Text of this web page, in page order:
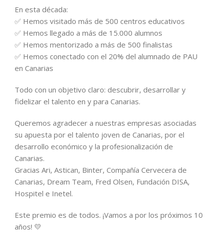
En esta década:
✅ Hemos visitado más de 500 centros educativos
✅ Hemos llegado a más de 15.000 alumnos
✅ Hemos mentorizado a más de 500 finalistas
✅ Hemos conectado con el 20% del alumnado de PAU
en Canarias
Todo con un objetivo claro: descubrir, desarrollar y
fidelizar el talento en y para Canarias.
Queremos agradecer a nuestras empresas asociadas
su apuesta por el talento joven de Canarias, por el
desarrollo económico y la profesionalización de
Canarias.
Gracias Ari, Astican, Binter, Compañía Cervecera de
Canarias, Dream Team, Fred Olsen, Fundación DISA,
Hospitel e Inetel.
Este premio es de todos. ¡Vamos a por los próximos 10
años! 💛